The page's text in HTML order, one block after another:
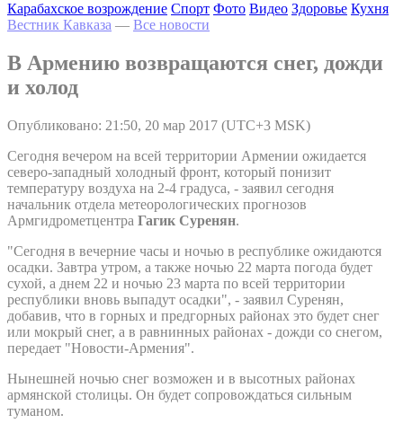
Карабахское возрождение Спорт Фото Видео Здоровье Кухня
Вестник Кавказа — Все новости
В Армению возвращаются снег, дожди
и холод
Опубликовано: 21:50, 20 мар 2017 (UTC+3 MSK)
Сегодня вечером на всей территории Армении ожидается
северо-западный холодный фронт, который понизит
температуру воздуха на 2-4 градуса, - заявил сегодня
начальник отдела метеорологических прогнозов
Армгидрометцентра Гагик Суренян.
"Сегодня в вечерние часы и ночью в республике ожидаются
осадки. Завтра утром, а также ночью 22 марта погода будет
сухой, а днем 22 и ночью 23 марта по всей территории
республики вновь выпадут осадки", - заявил Суренян,
добавив, что в горных и предгорных районах это будет снег
или мокрый снег, а в равнинных районах - дожди со снегом,
передает "Новости-Армения".
Нынешней ночью снег возможен и в высотных районах
армянской столицы. Он будет сопровождаться сильным
туманом.